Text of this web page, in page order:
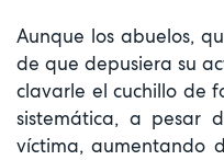
Aunque los abuelos,
de que depusiera su
clavarle el cuchillo de
sistemática, a pesar
víctima, aumentando